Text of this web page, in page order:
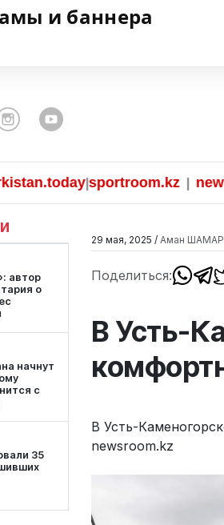
и баннера
|sportroom.kz|
автор
о
начнут
с
35
29 мая, 2025 / Аман ШАМАР
Поделиться:
В Усть-
В Усть-
newsroom.kz